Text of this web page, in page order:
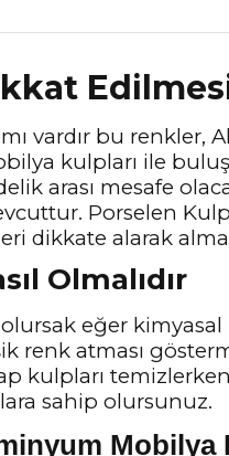
vardır bu renkler,
kulpları ile
arası mesafe
Porselen
dikkate alarak
Olmalıdır
eğer
renk atması
kulpları
sahip olursunuz.